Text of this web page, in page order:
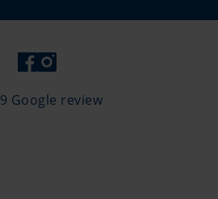
Google review